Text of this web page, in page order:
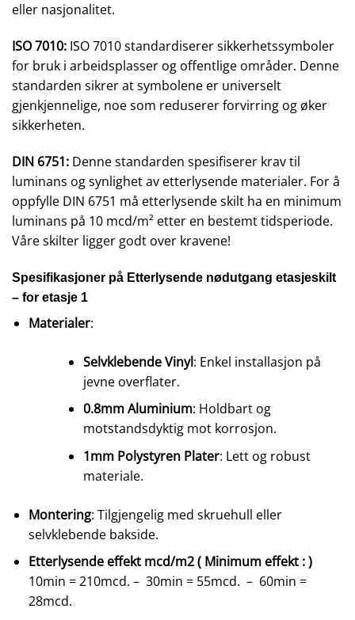
eller nasjonalitet.
ISO 7010: ISO 7010 standardiserer sikkerhetssymboler
for bruk i arbeidsplasser og offentlige områder. Denne
standarden sikrer at symbolene er universelt
gjenkjennelige, noe som reduserer forvirring og øker
sikkerheten.
DIN 6751: Denne standarden spesifiserer krav til
luminans og synlighet av etterlysende materialer. For å
oppfylle DIN 6751 må etterlysende skilt ha en minimum
luminans på 10 mcd/m² etter en bestemt tidsperiode.
Våre skilter ligger godt over kravene!
Spesifikasjoner på Etterlysende nødutgang etasjeskilt
– for etasje 1
Materialer:
Selvklebende Vinyl: Enkel installasjon på
jevne overflater.
0.8mm Aluminium: Holdbart og
motstandsdyktig mot korrosjon.
1mm Polystyren Plater: Lett og robust
materiale.
Montering: Tilgjengelig med skruehull eller
selvklebende bakside.
Etterlysende effekt mcd/m2 ( Minimum effekt : )
10min = 210mcd. – 30min = 55mcd. – 60min =
28mcd.